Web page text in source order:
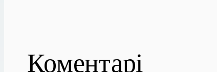
Коментарі